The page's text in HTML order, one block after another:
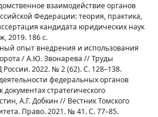
взаимодействие органов
Федерации: теория, практика,
кандидата юридических наук
2019. 186 с.
опыт внедрения и использования
/ А.Ю. Звонарева // Труды
2022. № 2 (62). С. 128–138.
федеральных органов
стратегического
А.Г. Добкин // Вестник Томского
Право. 2021. № 41. С. 77–85.